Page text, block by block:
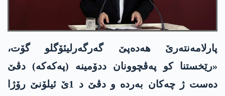
پارلامەنتەرێ هه‌ده‌پێ گەرگەرلیئۆگلو گۆت،
«رێخستنا کو پەڤچوونان ددۆمینە (په‌كه‌كه‌) دڤێ
دەست ژ چەکان بەردە و دڤێ د 1ێ ئیلۆنێ رۆژا